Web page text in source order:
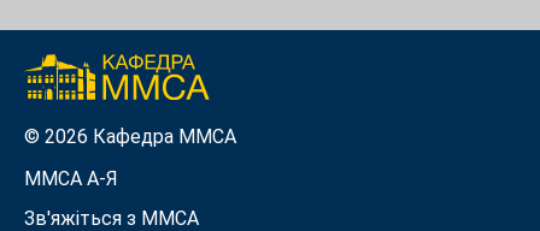
© 2026 Кафедра ММСА
ММСА A-Я
Зв'яжіться з MMСА